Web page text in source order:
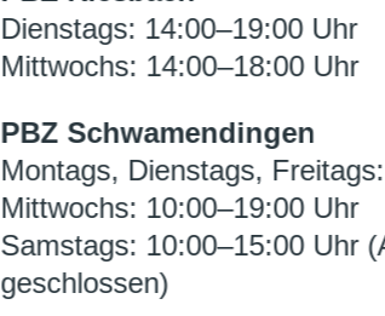
Dienstags: 14:00–19:00 Uhr
Mittwochs: 14:00–18:00 Uhr
PBZ Schwamendingen
Montags, Dienstags,
Mittwochs: 10:00–19:00 Uhr
Samstags: 10:00–15:00 Uhr
geschlossen)